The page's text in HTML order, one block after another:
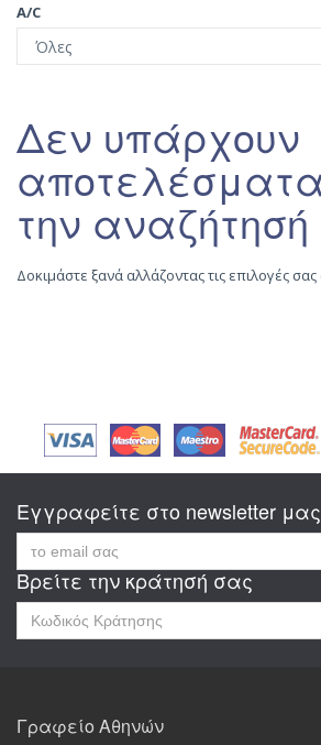
A/C
Δεν υπάρχουν
την
Δοκιμάστε ξανά αλλάζοντας τις επιλογές
Εγγραφείτε στο newsletter μας
Βρείτε την κράτησή σας
Γραφείο Αθηνών